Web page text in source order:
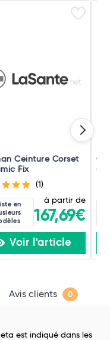
Ceinture Corset
Fix
(1)
en
à partir de
167,69€
Voir l'article
Avis clients 0
est indiqué dans les